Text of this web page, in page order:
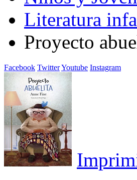
Literatura
Proyecto
Facebook TwitterYoutube Instagram